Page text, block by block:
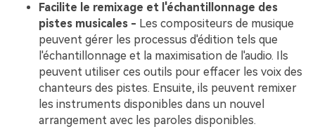
Facilite le remixage et l'échantillonnage des
pistes musicales - Les compositeurs de musique
peuvent gérer les processus d'édition tels que
l'échantillonnage et la maximisation de l'audio. Ils
peuvent utiliser ces outils pour effacer les voix des
chanteurs des pistes. Ensuite, ils peuvent remixer
les instruments disponibles dans un nouvel
arrangement avec les paroles disponibles.